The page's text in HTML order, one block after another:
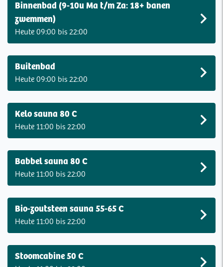
Binnenbad (9-10u Ma t/m Za: 18+ banen
zwemmen)
Heute 09:00 bis 22:00
Buitenbad
Heute 09:00 bis 22:00
Kelo sauna 80 C
Heute 11:00 bis 22:00
Babbel sauna 80 C
Heute 11:00 bis 22:00
Bio-zoutsteen sauna 55-65 C
Heute 11:00 bis 22:00
Stoomcabine 50 C